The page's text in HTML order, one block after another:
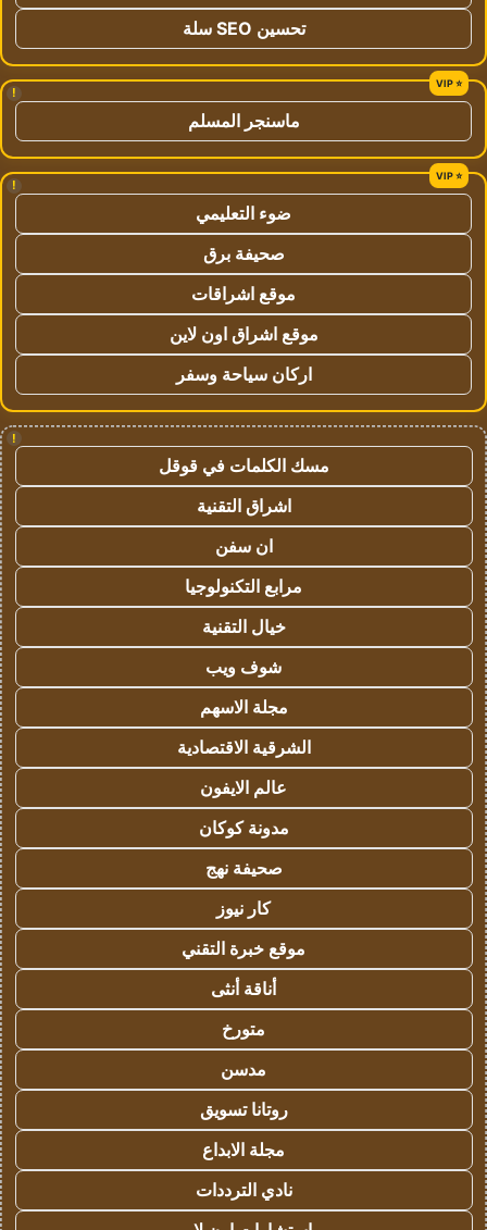
تحسين SEO سلة
!
ماسنجر المسلم
!
ضوء التعليمي
صحيفة برق
موقع اشراقات
موقع اشراق اون لاين
اركان سياحة وسفر
!
مسك الكلمات في قوقل
اشراق التقنية
ان سفن
مرابع التكنولوجيا
خيال التقنية
شوف ويب
مجلة الاسهم
الشرقية الاقتصادية
عالم الايفون
مدونة كوكان
صحيفة نهج
كار نيوز
موقع خبرة التقني
أناقة أنثى
متورخ
مدسن
روتانا تسويق
مجلة الابداع
نادي الترددات